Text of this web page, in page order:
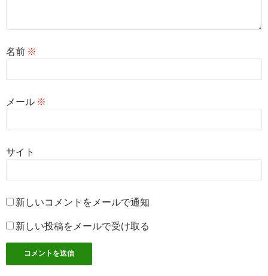
名前 ※
メール ※
サイト
新しいコメントをメールで通知
新しい投稿をメールで受け取る